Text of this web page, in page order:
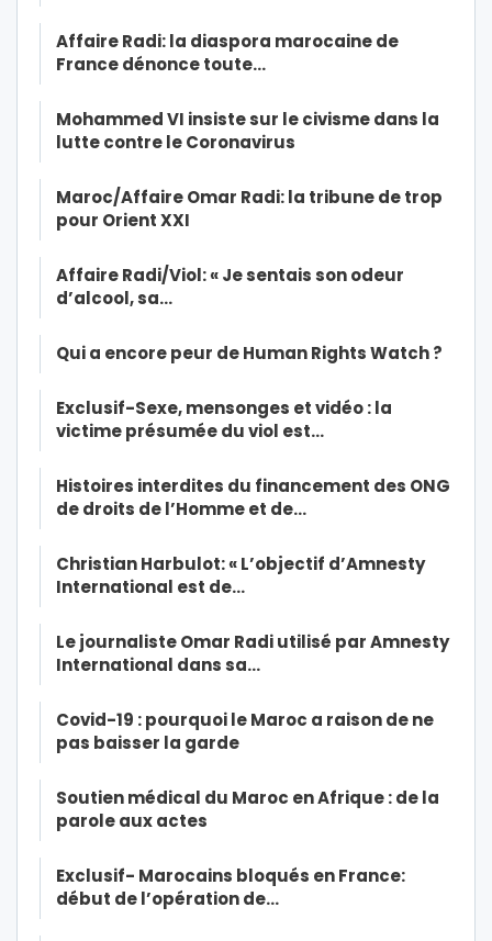
Affaire Radi: la diaspora marocaine de
France dénonce toute…
Mohammed VI insiste sur le civisme dans la
lutte contre le Coronavirus
Maroc/Affaire Omar Radi: la tribune de trop
pour Orient XXI
Affaire Radi/Viol: « Je sentais son odeur
d’alcool, sa…
Qui a encore peur de Human Rights Watch ?
Exclusif-Sexe, mensonges et vidéo : la
victime présumée du viol est…
Histoires interdites du financement des ONG
de droits de l’Homme et de…
Christian Harbulot: « L’objectif d’Amnesty
International est de…
Le journaliste Omar Radi utilisé par Amnesty
International dans sa…
Covid-19 : pourquoi le Maroc a raison de ne
pas baisser la garde
Soutien médical du Maroc en Afrique : de la
parole aux actes
Exclusif- Marocains bloqués en France:
début de l’opération de…